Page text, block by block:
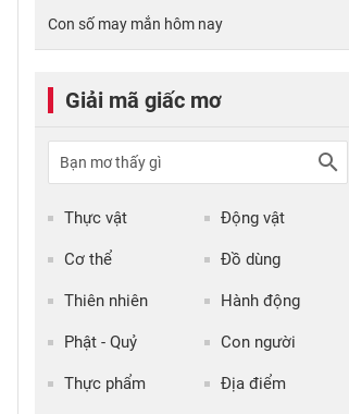
Con số may mắn hôm nay
Giải mã giấc mơ
Thực vật Động vật
Cơ thể Đồ dùng
Thiên nhiên Hành động
Phật - Quỷ Con người
Thực phẩm Địa điểm